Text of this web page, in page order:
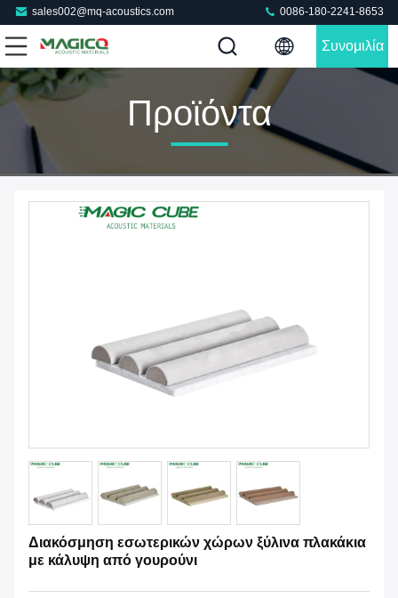
sales002@mq-acoustics.com 0086-180-2241-8653
Συνομιλία
Προϊόντα
Διακόσμηση εσωτερικών χώρων ξύλινα πλακάκια
με κάλυψη από γουρούνι